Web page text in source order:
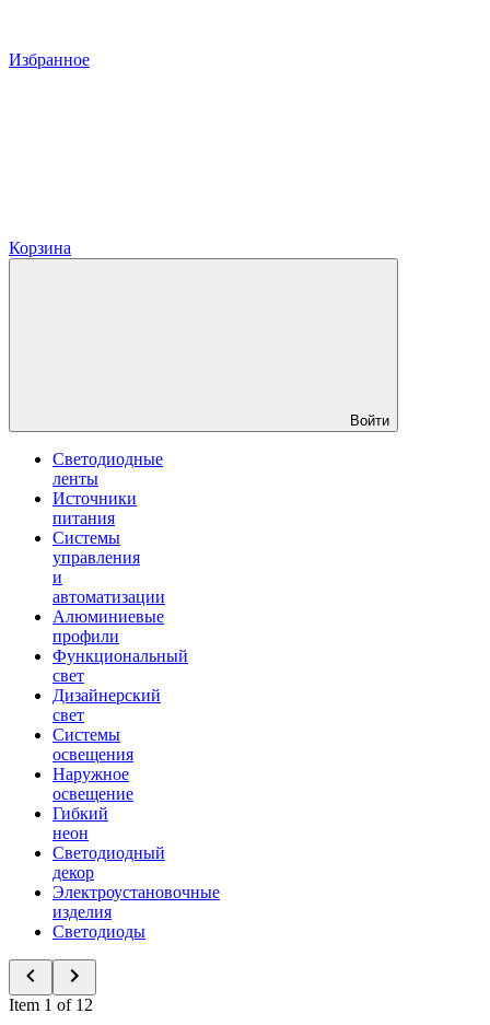
Избранное
Корзина
Войти
Светодиодные
ленты
Источники
питания
Системы
управления
и
автоматизации
Алюминиевые
профили
Функциональный
свет
Дизайнерский
свет
Системы
освещения
Наружное
освещение
Гибкий
неон
Светодиодный
декор
Электроустановочные
изделия
Светодиоды
Item 1 of 12